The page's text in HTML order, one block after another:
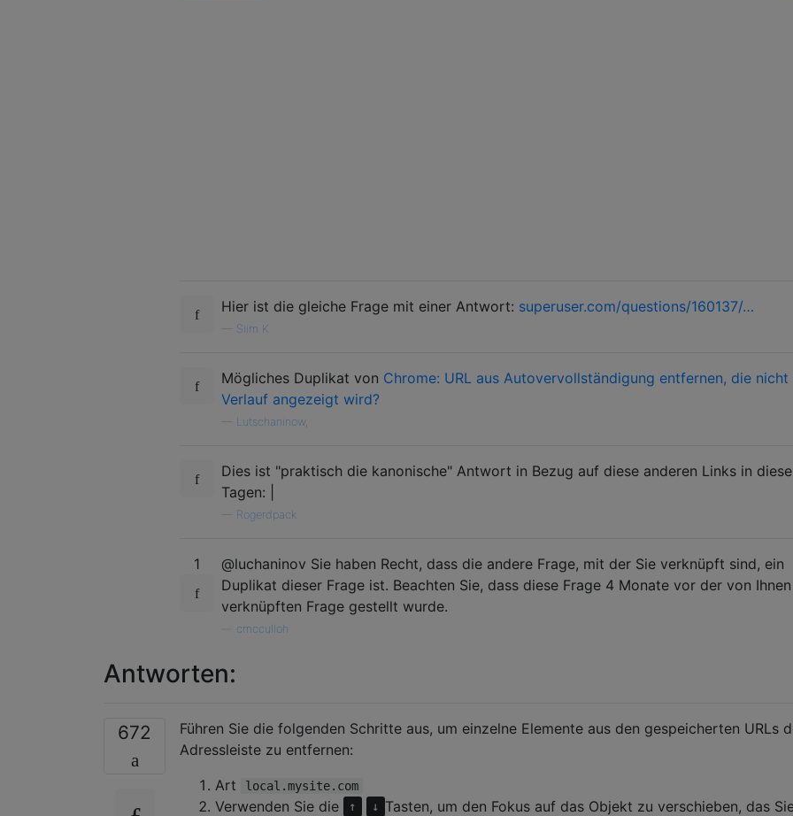
Hier ist die gleiche Frage mit einer Antwort: superuser.com/questions/160137/…
Siim K
Mögliches Duplikat von Chrome: URL aus Autovervollständigung entfernen, die nicht
Verlauf angezeigt wird?
Lutschaninow,
Dies ist "praktisch die kanonische" Antwort in Bezug auf diese anderen Links in
Tagen: |
Rogerdpack
1
@luchaninov Sie haben Recht, dass die andere Frage, mit der Sie verknüpft sind, ein
Duplikat dieser Frage ist. Beachten Sie, dass diese Frage 4 Monate vor der von Ihnen
verknüpften Frage gestellt wurde.
cmcculloh
Antworten:
672
Führen Sie die folgenden Schritte aus, um einzelne Elemente aus den gespeicherten URLs
Adressleiste zu entfernen:
Art
local.mysite.com
Verwenden Sie die ↑ ↓
Tasten, um den Fokus auf das Objekt zu verschieben, das